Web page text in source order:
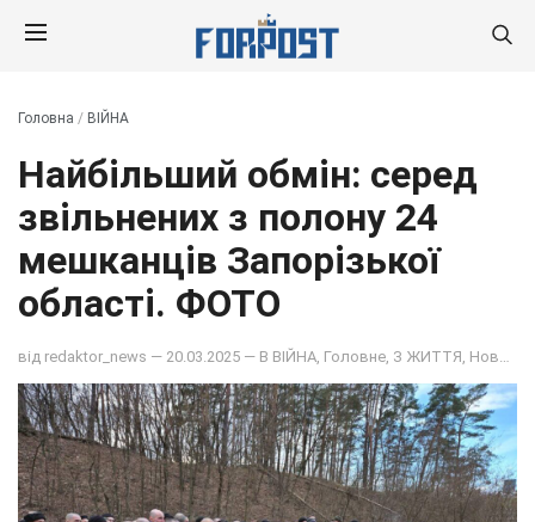
Головна / ВІЙНА
Найбільший обмін: серед
звільнених з полону 24
мешканців Запорізької
області. ФОТО
від redaktor_news — 20.03.2025 — В ВІЙНА Головне З ЖИТТЯ Новина дня